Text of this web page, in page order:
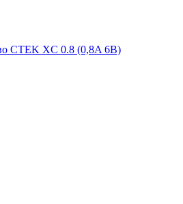
CTEK XC 0.8 (0,8A 6В)